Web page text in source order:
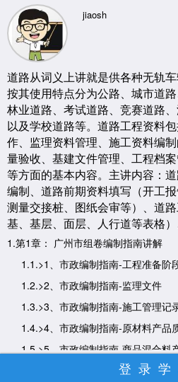
jiaosh
道路从词义上讲就是供各种无轨
按其使用特点分为公路、城市道路
林业道路、考试道路、竞赛道路
以及学校道路等。道路工程资料
作、监理资料管理、施工资料编
量验收、基建文件管理、工程档
等方面的基本内容。主讲内容：
编制、道路前期资料填写（开工报
测量交接桩、图纸会审等）、道
基、基层、面层、人行道等表格
1.第1章： 广州市组卷编制指南讲解
1.1.>1、市政编制指南-工程准备阶
1.2.>2、市政编制指南-监理文件
1.3.>3、市政编制指南-施工管理记
1.4.>4、市政编制指南-原材料产品
1.5.>5、市政编制指南-商品混合料
1.6.>6、市政编制指南-施工记录
登录学